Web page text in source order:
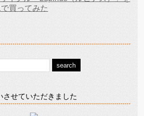
買ってみた
させていただきました